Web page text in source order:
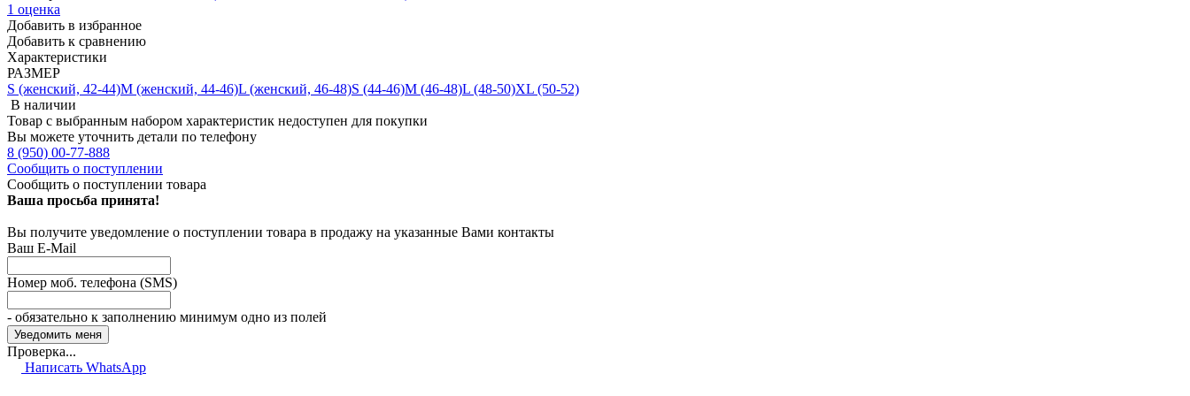
1 оценка
Добавить в избранное
Добавить к сравнению
Характеристики
РАЗМЕР
S (женский, 42-44)M (женский, 44-46)L (женский, 46-48)S (44-46)M (46-48)L (48-50)XL (50-52)
В наличии
Товар с выбранным набором характеристик недоступен для покупки
Вы можете уточнить детали по телефону
8 (950) 00-77-888
Сообщить о поступлении
Сообщить о поступлении товара
Ваша просьба принята!
Вы получите уведомление о поступлении товара в продажу на указанные Вами контакты
Ваш E-Mail
Номер моб. телефона (SMS)
- обязательно к заполнению минимум одно из полей
Проверка...
Написать WhatsApp